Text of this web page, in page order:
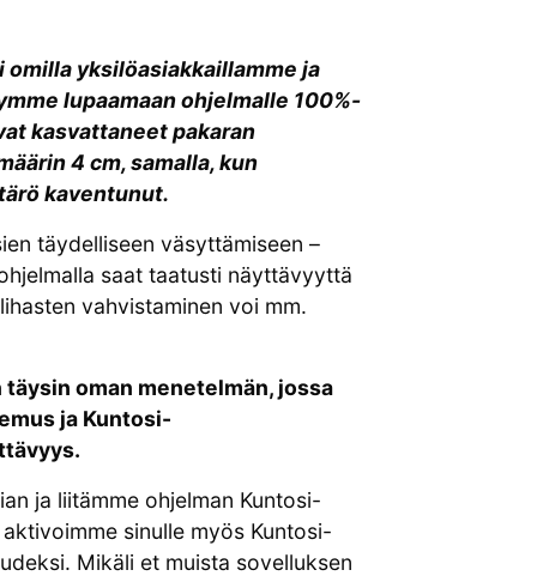
yksilöasiakkaillamme ja
lupaamaan ohjelmalle 100%-
kasvattaneet pakaran
4 cm, samalla, kun
kaventunut.
täydelliseen väsyttämiseen –
saat taatusti näyttävyyttä
vahvistaminen voi mm.
oman menetelmän, jossa
ja Kuntosi-
ja liitämme ohjelman Kuntosi-
sinulle myös Kuntosi-
Mikäli et muista sovelluksen